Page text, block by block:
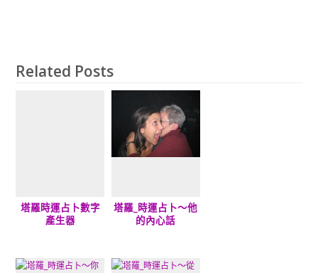
Related Posts
塔羅時運占卜數字
產生器
塔羅_時運占卜～他
的內心話